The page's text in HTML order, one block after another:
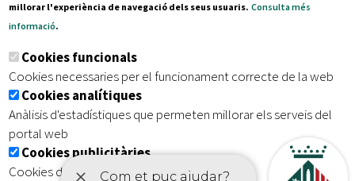
Subscriu-te al nostre butlletí
Inici | Avís legal | Protecció de dades
| Accessibilitat
millorar l'experiència de navegació dels seus usuaris. Consulta més
informació.
Cookies funcionals
Cookies necessaries per el funcionament correcte de la web
Cookies analítiques
Anàlisis d'estadístiques que permeten millorar els serveis del
portal web
Cookies publicitàries
Cookies de tercers amb finalitat publicitària